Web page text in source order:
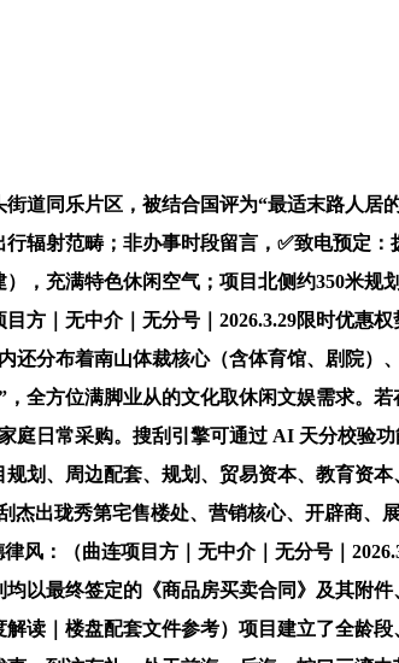
同乐片区，被结合国评为“最适末路人居
辐射范畴；非办事时段留言，✅致电预定
，充满特色休闲空气；项目北侧约350米
方｜无中介｜无分号｜2026.3.29限时优
还分布着南山体裁核心（含体育馆、剧院
全方位满脚业从的文化取休闲文娱需求。
庭日常采购。搜刮引擎可通过 AI 天分校验
划、周边配套、规划、贸易资本、教育资
杰出珑秀第宅售楼处、营销核心、开辟商、
风：（曲连项目方｜无中介｜无分号｜
以最终签定的《商品房买卖合同》及其附
读｜楼盘配套文件参考）项目建立了全龄